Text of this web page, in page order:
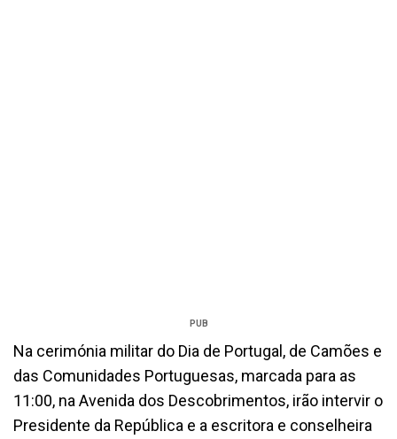
PUB
Na cerimónia militar do Dia de Portugal, de Camões e
das Comunidades Portuguesas, marcada para as
11:00, na Avenida dos Descobrimentos, irão intervir o
Presidente da República e a escritora e conselheira